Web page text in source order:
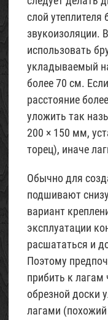
слой утеплителя
звукоизоляции.
использовать
укладываемый
более 70 см.
расстояние
уложить так
200 × 150 мм,
торец), иначе
Обычно для
подшивают
вариант
эксплуатации
расшататься и
Поэтому
прибить к лагам
обрезной доски
лагами